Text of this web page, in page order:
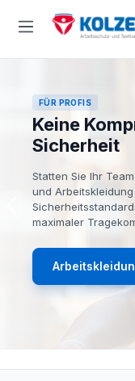
Zum Hauptinhalt
FÜR PROFIS
Keine
Sicherheit
Statten Sie Ihr
und
maximaler